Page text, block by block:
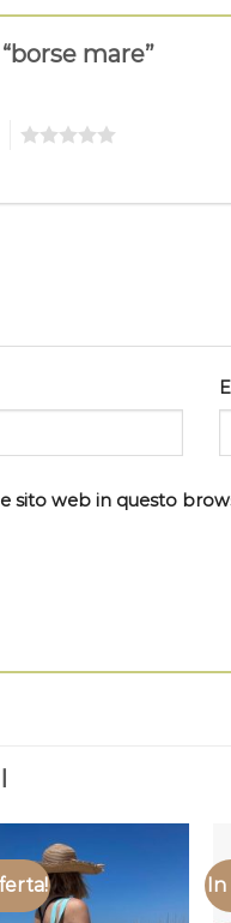
mare”
sito web in questo